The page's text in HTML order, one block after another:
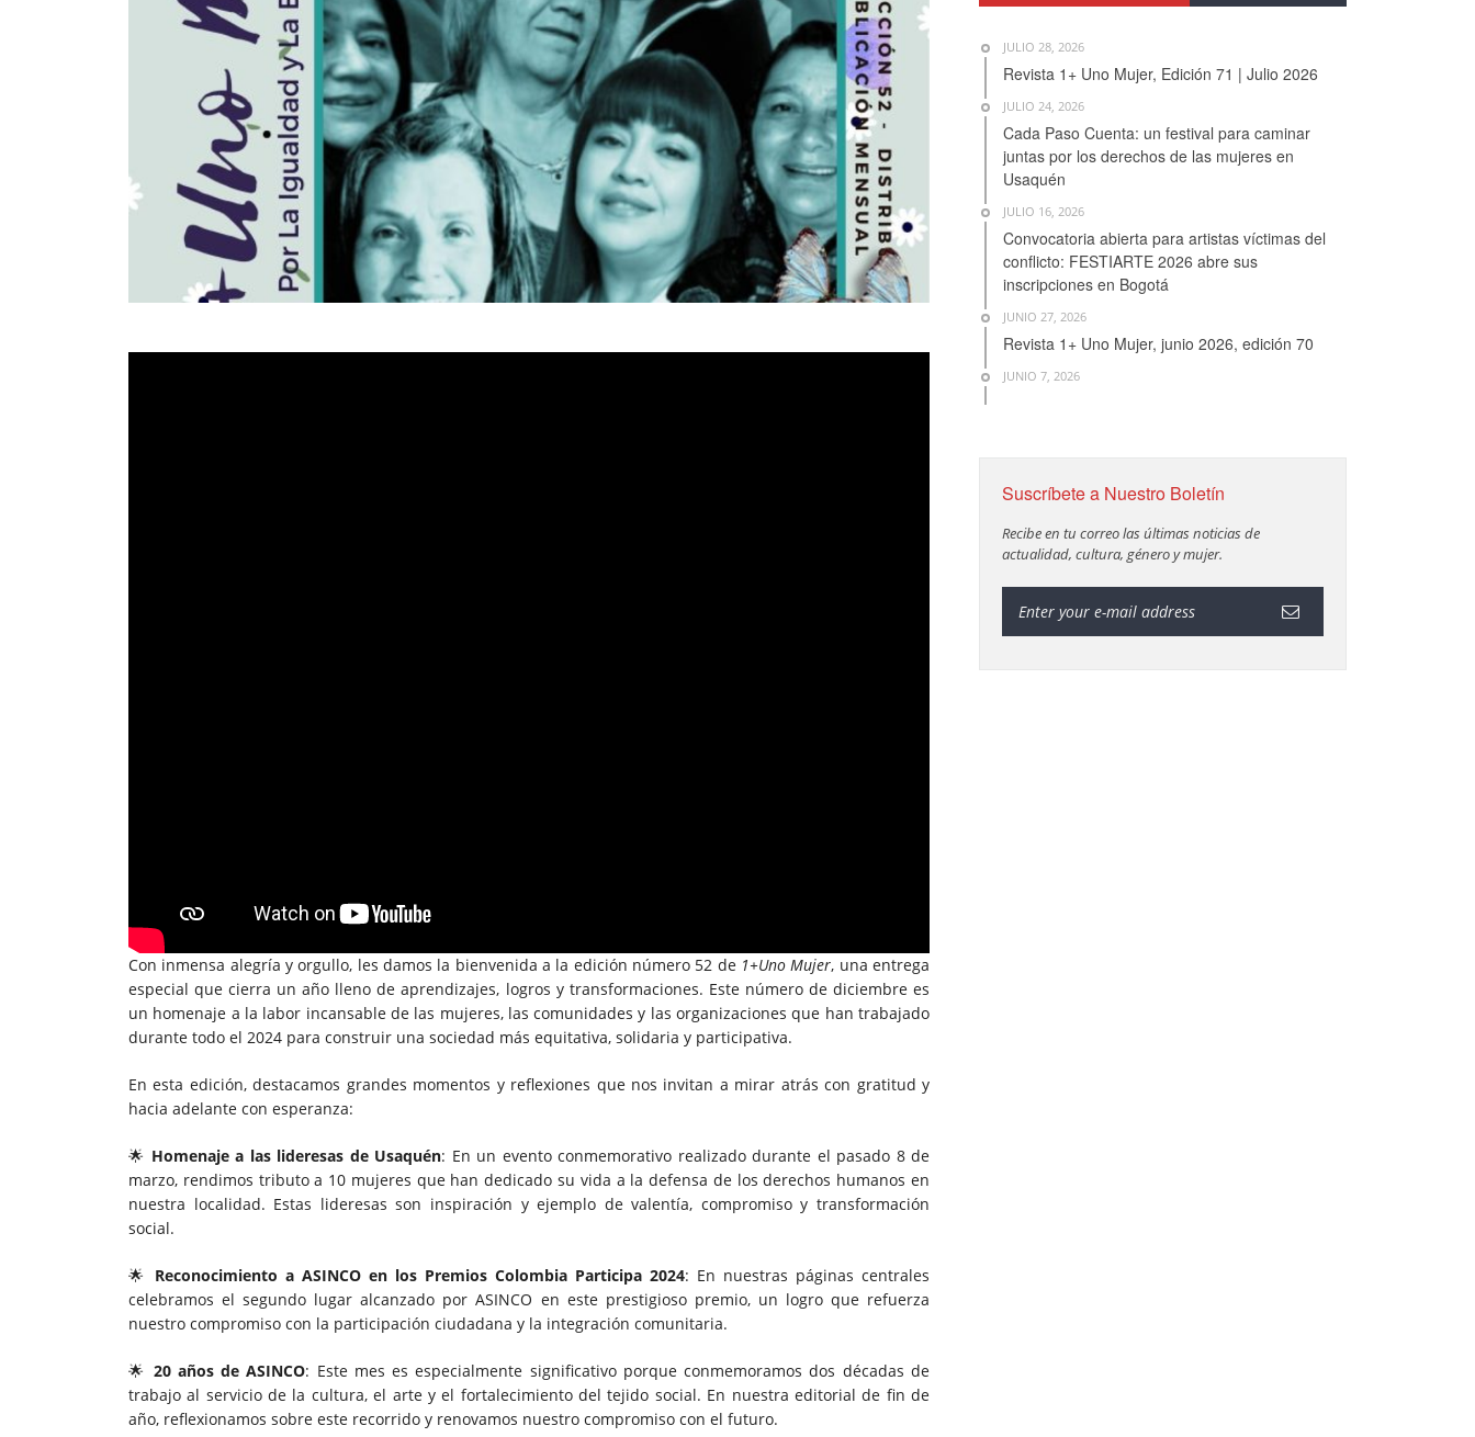
Con inmensa alegría y orgullo, les damos la bienvenida a la edición número 52 de 1+Uno Mujer, una entrega
especial que cierra un año lleno de aprendizajes, logros y transformaciones. Este número de diciembre es
un homenaje a la labor incansable de las mujeres, las comunidades y las organizaciones que han trabajado
durante todo el 2024 para construir una sociedad más equitativa, solidaria y participativa.
En esta edición, destacamos grandes momentos y reflexiones que nos invitan a mirar atrás con gratitud y
hacia adelante con esperanza:
🌟 Homenaje a las lideresas de Usaquén: En un evento conmemorativo realizado durante el pasado 8 de
marzo, rendimos tributo a 10 mujeres que han dedicado su vida a la defensa de los derechos humanos en
nuestra localidad. Estas lideresas son inspiración y ejemplo de valentía, compromiso y transformación
social.
🌟 Reconocimiento a ASINCO en los Premios Colombia Participa 2024: En nuestras páginas centrales
celebramos el segundo lugar alcanzado por ASINCO en este prestigioso premio, un logro que refuerza
nuestro compromiso con la participación ciudadana y la integración comunitaria.
🌟 20 años de ASINCO: Este mes es especialmente significativo porque conmemoramos dos décadas de
trabajo al servicio de la cultura, el arte y el fortalecimiento del tejido social. En nuestra editorial de fin de
año, reflexionamos sobre este recorrido y renovamos nuestro compromiso con el futuro.
JULIO 28, 2026
Revista 1+ Uno Mujer, Edición 71 | Julio 2026
JULIO 24, 2026
Cada Paso Cuenta: un festival para caminar
juntas por los derechos de las mujeres en
Usaquén
JULIO 16, 2026
Convocatoria abierta para artistas víctimas del
conflicto: FESTIARTE 2026 abre sus
inscripciones en Bogotá
JUNIO 27, 2026
Revista 1+ Uno Mujer, junio 2026, edición 70
JUNIO 7, 2026
Suscríbete a Nuestro Boletín
Recibe en tu correo las últimas noticias de
actualidad, cultura, género y mujer.